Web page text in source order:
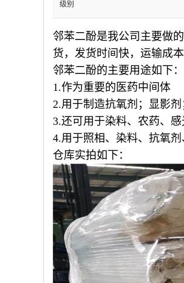
级别
邻苯二酚是我公司主要做
货，发货时间快，运输成
邻苯二酚的主要用途如下：
1.作为重要的医药中间体
2.用于制造抗氧剂；显影
3.还可用于染料、农药、
4.用于照相、染料、抗氧
仓库实拍如下：